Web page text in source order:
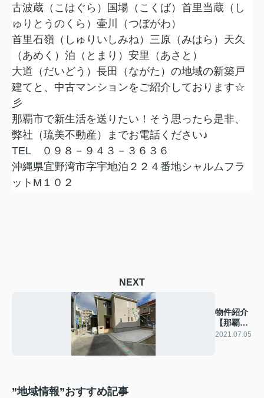
古波蔵（こはぐら）国場（こくば）首里当蔵（し
ゅりとうのくら）壷川（つぼがわ）
首里石嶺（しゅりいしみね）三原（みはら）天久
（あめく）泊（とまり）安里（あさと）
大道（だいどう）長田（ながた）の地域の新築戸
建てと、中古マンションをご紹介しております☆
彡
那覇市で新生活を送りたい！そう思ったら是非、
弊社（琉美不動産）までお電話ください♪
TEL ０９８－９４３－３６３６
沖縄県宜野湾市字宇地泊２２４番地シャルムフラ
ット M １０２
NEXT
物件紹介
【那覇市
首里石
2021.07.05
”地域情報”おすすめ記事